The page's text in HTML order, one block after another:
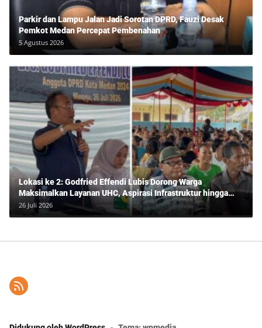
Parkir dan Lampu Jalan Jadi Sorotan DPRD, Fauzi Desak
Pemkot Medan Percepat Pembenahan
5 Agustus 2026
Lokasi ke 2: Godfried Effendi Lubis Dorong Warga
Maksimalkan Layanan UHC, Aspirasi Infrastruktur hingga
Pendidikan Mengemuka dalam Reses Medan Amplas
26 Juli 2026